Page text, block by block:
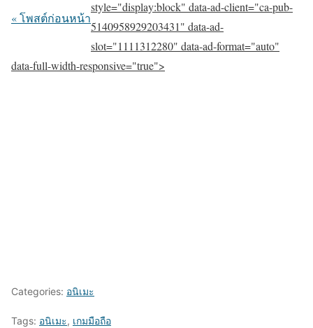
« โพสต์ก่อนหน้า
style="display:block" data-ad-client="ca-pub-
5140958929203431" data-ad-
slot="1111312280" data-ad-format="auto"
data-full-width-responsive="true">
Categories: อนิเมะ
Tags: อนิเมะ, เกมมือถือ